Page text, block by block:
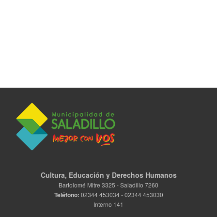
Cultura, Educación y Derechos Humanos
Bartolomé Mitre 3325 - Saladillo 7260
Teléfono: 02344 453034 - 02344 453030
Interno 141